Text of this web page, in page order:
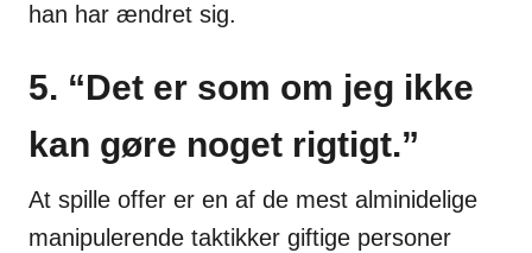
han har ændret sig.
5. “Det er som om jeg ikke
kan gøre noget rigtigt.”
At spille offer er en af de mest alminidelige
manipulerende taktikker giftige personer